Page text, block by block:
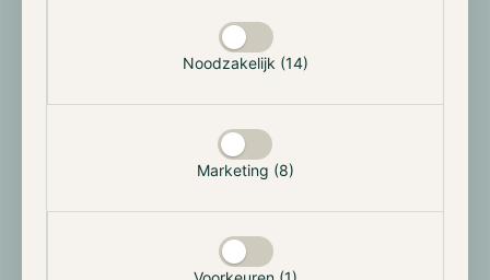
Noodzakelijk (14)
Marketing (8)
het accepteren van de crypto-betalingen. In eerste
instantie zullen deze betalingen alleen toegankelijk
Naast Google heeft BNY Mellon, Amerika's oudste